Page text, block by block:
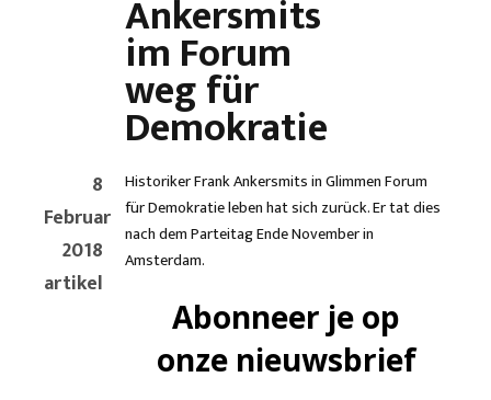
Ankersmits
im Forum
weg für
Demokratie
8
Februar
2018
artikel
Historiker Frank Ankersmits in Glimmen Forum
für Demokratie leben hat sich zurück. Er tat dies
nach dem Parteitag Ende November in
Amsterdam.